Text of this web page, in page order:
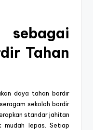
sebagai
Tahan
daya tahan bordir
sekolah bordir
standar jahitan
lepas. Setiap